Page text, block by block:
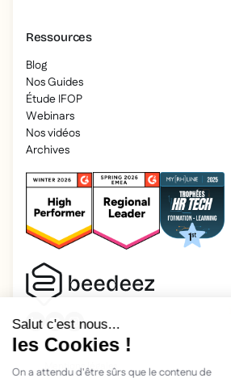
Ressources
Blog
Nos Guides
Étude IFOP
Webinars
Nos vidéos
Archives
2026 Beedeez. Tous droits réservés.
Mentions légales